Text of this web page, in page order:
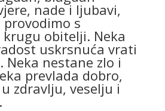
nade i ljubavi,
s
obitelji. Neka
uskrsnuća vrati
Neka nestane zlo i
prevlada dobro,
zdravlju, veselju i